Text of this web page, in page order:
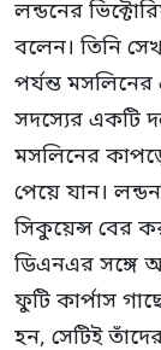
লন্ডনের
বলেন। তিনি
পর্যন্ত
সদস্যের একটি
মসলিনের
পেয়ে যান।
সিকুয়েন্স বের
ডিএনএর সঙ্গে
ফুটি কার্পাস
হন, সেটিই